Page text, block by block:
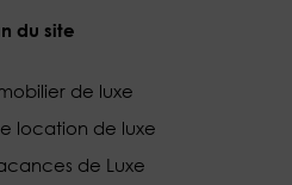
du site
de luxe
location de luxe
de Luxe